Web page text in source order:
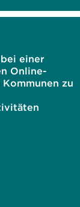
einer
Online-
zu